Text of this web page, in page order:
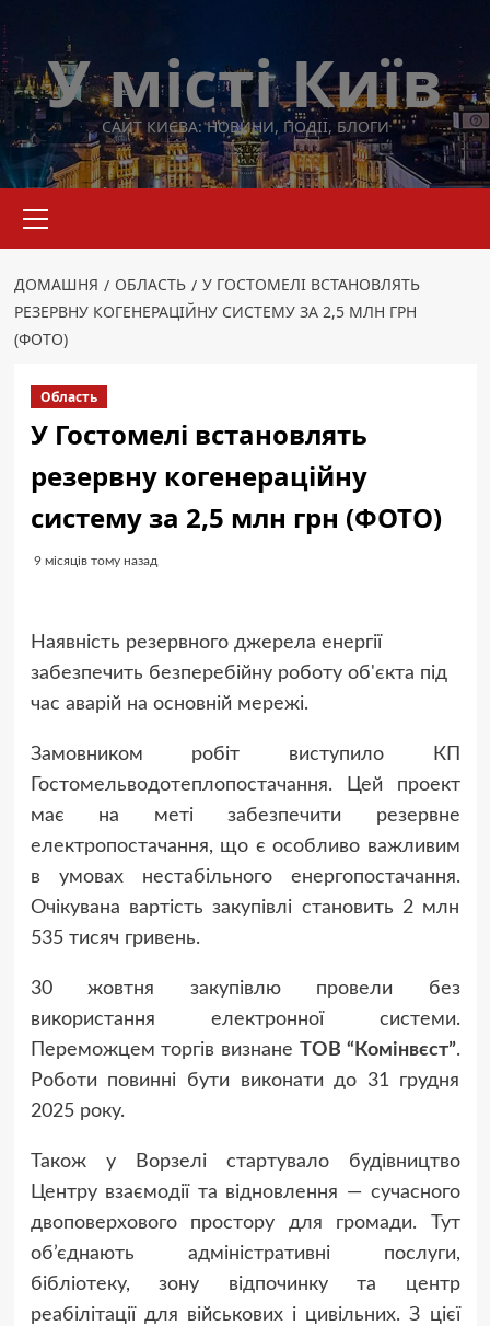
до
вмістуУ місті Київ
САЙТ КИЄВА: НОВИНИ, ПОДІЇ, БЛОГИ
меню
ДОМАШНЯ ОБЛАСТЬ
У ГОСТОМЕЛІ ВСТАНОВЛЯТЬ
РЕЗЕРВНУ КОГЕНЕРАЦІЙНУ СИСТЕМУ ЗА 2,5 МЛН ГРН
(ФОТО)
Область
У Гостомелі встановлять
резервну когенераційну
систему за 2,5 млн грн (ФОТО)
9 місяців тому назад
Наявність резервного джерела енергії
забезпечить безперебійну роботу об'єкта під
час аварій на основній мережі.
Замовником робіт виступило КП
Гостомельводотеплопостачання. Цей проект
має на меті забезпечити резервне
електропостачання, що є особливо важливим
в умовах нестабільного енергопостачання.
Очікувана вартість закупівлі становить 2 млн
535 тисяч гривень.
30 жовтня закупівлю провели без
використання електронної системи.
Переможцем торгів визнане ТОВ “Комінвєст”.
Роботи повинні бути виконати до 31 грудня
2025 року.
Також у Ворзелі стартувало будівництво
Центру взаємодії та відновлення — сучасного
двоповерхового простору для громади. Тут
об’єднають адміністративні послуги,
бібліотеку, зону відпочинку та центр
реабілітації для військових і цивільних. З цієї